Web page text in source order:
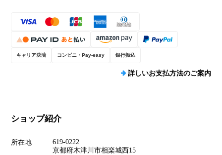
キャリア決済 コンビニ・Pay-easy 銀行振込
詳しいお支払方法のご案内
ショップ紹介
所在地
619-0222
京都府木津川市相楽城西15